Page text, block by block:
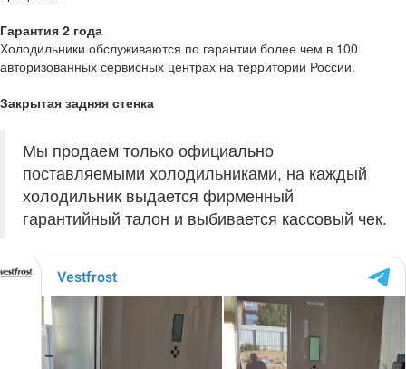
Гарантия 2 года
Холодильники обслуживаются по гарантии более чем в 100
авторизованных сервисных центрах на территории России.
Закрытая задняя стенка
Мы продаем только официально
поставляемыми холодильниками, на каждый
холодильник выдается фирменный
гарантийный талон и выбивается кассовый чек.